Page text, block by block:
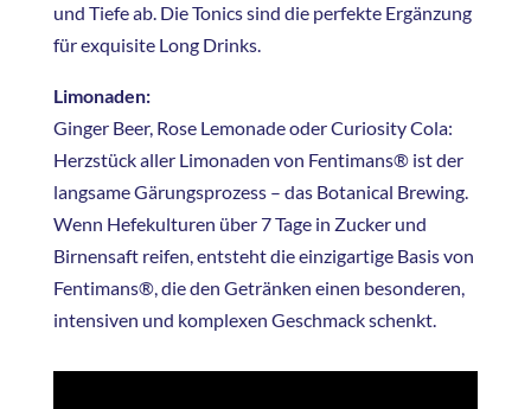
und Tiefe ab. Die Tonics sind die perfekte Ergänzung
für exquisite Long Drinks.
Limonaden:
Ginger Beer, Rose Lemonade oder Curiosity Cola:
Herzstück aller Limonaden von Fentimans® ist der
langsame Gärungsprozess – das Botanical Brewing.
Wenn Hefekulturen über 7 Tage in Zucker und
Birnensaft reifen, entsteht die einzigartige Basis von
Fentimans®, die den Getränken einen besonderen,
intensiven und komplexen Geschmack schenkt.